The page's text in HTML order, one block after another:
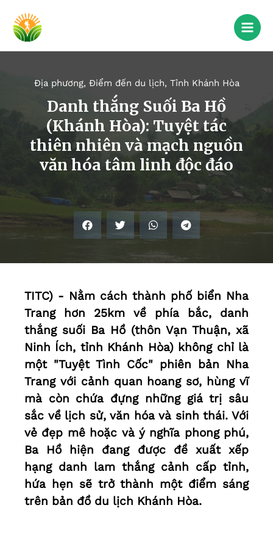
Địa phương, Điểm đến du lịch, Tỉnh Khánh Hòa
Danh thắng Suối Ba Hồ
(Khánh Hòa): Tuyệt tác
thiên nhiên và mạch nguồn
văn hóa tâm linh độc đáo
TITC) - Nằm cách thành phố biển Nha
Trang hơn 25km về phía bắc, danh
thắng suối Ba Hồ (thôn Vạn Thuận, xã
Ninh Ích, tỉnh Khánh Hòa) không chỉ là
một "Tuyệt Tình Cốc" phiên bản Nha
Trang với cảnh quan hoang sơ, hùng vĩ
mà còn chứa đựng những giá trị sâu
sắc về lịch sử, văn hóa và sinh thái. Với
vẻ đẹp mê hoặc và ý nghĩa phong phú,
Ba Hồ hiện đang được đề xuất xếp
hạng danh lam thắng cảnh cấp tỉnh,
hứa hẹn sẽ trở thành một điểm sáng
trên bản đồ du lịch Khánh Hòa.